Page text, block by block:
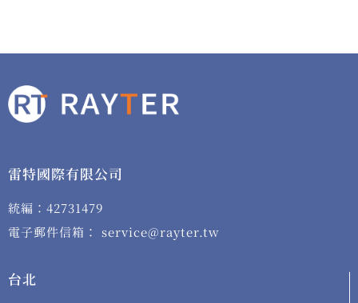
雷特國際有限公司
統編：42731479
電子郵件信箱： service@rayter.tw
台北